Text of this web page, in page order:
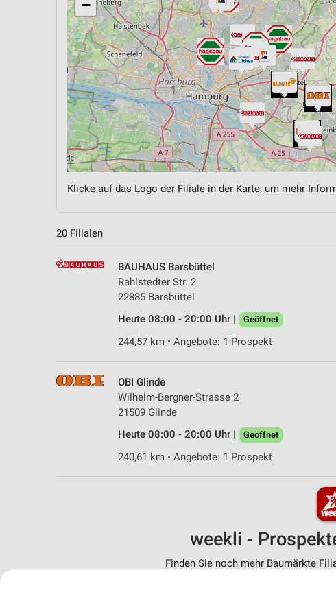
−
Klicke auf das Logo der Filiale in der Karte, um mehr
20 Filialen
BAUHAUS Barsbüttel
Rahlstedter Str. 2
22885 Barsbüttel
Heute 08:00 - 20:00 Uhr |
Geöffnet
244,57 km • Angebote: 1 Prospekt
OBI Glinde
Wilhelm-Bergner-Strasse 2
21509 Glinde
Heute 08:00 - 20:00 Uhr |
Geöffnet
240,61 km • Angebote: 1 Prospekt
weekli -
Finden Sie noch mehr Baumärkte